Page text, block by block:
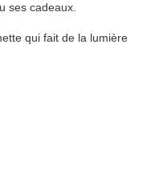
ses cadeaux.
qui fait de la lumière